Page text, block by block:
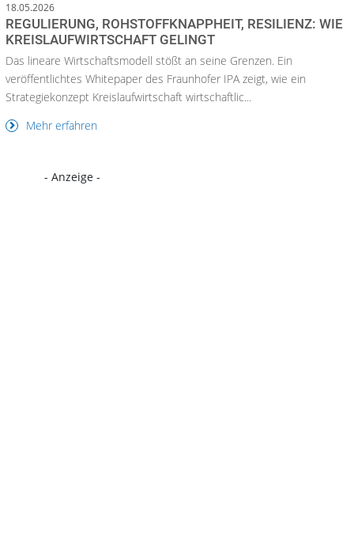
18.05.2026
REGULIERUNG, ROHSTOFFKNAPPHEIT, RESILIENZ: WIE
KREISLAUFWIRTSCHAFT GELINGT
Das lineare Wirtschaftsmodell stößt an seine Grenzen. Ein
veröffentlichtes Whitepaper des Fraunhofer IPA zeigt, wie ein
Strategiekonzept Kreislaufwirtschaft wirtschaftlic...
Mehr erfahren
- Anzeige -